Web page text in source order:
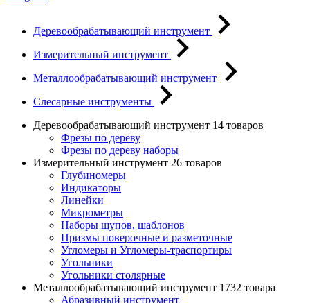
Деревообрабатывающий инструмент
Измерительный инструмент
Металлообрабатывающий инструмент
Слесарные инструменты
Деревообрабатывающий инструмент 14 товаров
Фрезы по дереву
Фрезы по дереву наборы
Измерительный инструмент 26 товаров
Глубиномеры
Индикаторы
Линейки
Микрометры
Наборы щупов, шаблонов
Призмы поверочные и разметочные
Угломеры и Угломеры-траспортиры
Угольники
Угольники столярные
Металлообрабатывающий инструмент 1732 товара
Абразивный инструмент